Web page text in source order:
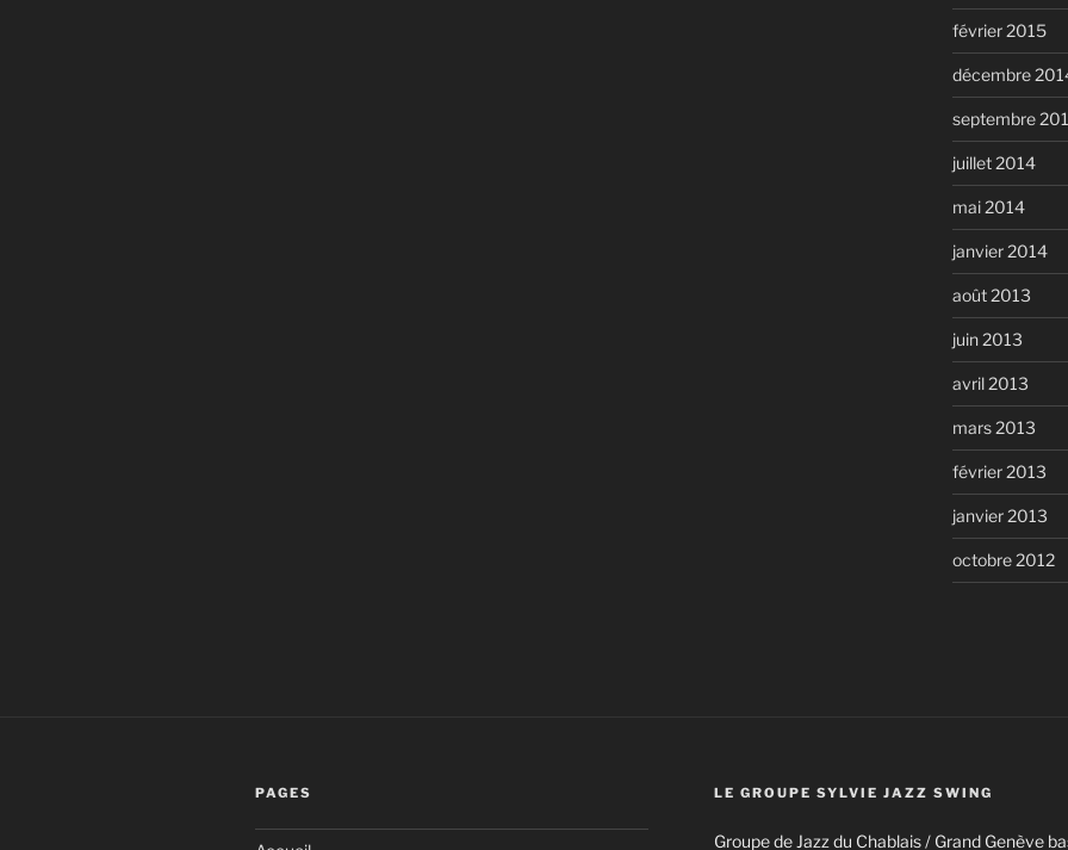
février 2015
décembre
septembre
juillet 2014
mai 2014
janvier 2014
août 2013
juin 2013
avril 2013
mars 2013
février 2013
janvier 2013
octobre 2012
PAGES LE GROUPE SYLVIE JAZZ SWING
Groupe de Jazz du Chablais / Grand Genève